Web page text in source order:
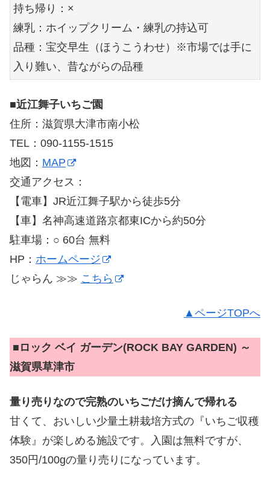
持ち帰り：×
練乳：ホイップクリーム・練乳の持込可
品種：宝交早生（ほうこうわせ）※市場では手に
入り難い、昔ながらの品種
■近江舞子いちご園
住所：滋賀県大津市南小松
TEL：090-1155-1515
地図： MAP
交通アクセス：
【電車】JR近江舞子駅から徒歩5分
【車】名神高速道路京都東ICから約50分
駐車場：○ 60台 無料
HP： ホームページ
じゃらん ≫≫ こちら
▲ページTOPへ
■ ロック ベイ ガーデン(ROCK BAY GARDEN) ～
滋賀県草津市
量り売りなので完熟のいちごだけ摘んで帰れる
甘くて、おいしい少量土耕栽培方式の『いちご収穫
体験』が楽しめる施設です。入園は無料ですが、
350円/100gの量り売りになっています。